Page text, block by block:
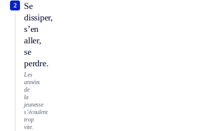
Se
dissiper,
s’en
aller,
se
perdre.
2
Les
années
de
la
jeunesse
s’écoulent
trop
vite.